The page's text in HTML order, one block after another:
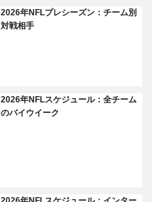
2026年NFLプレシーズン：チーム別
対戦相手
2026年NFLスケジュール：全チーム
のバイウイーク